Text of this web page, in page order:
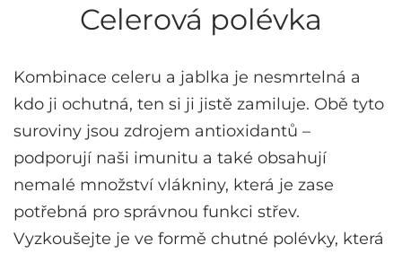
Celerová polévka
Kombinace celeru a jablka je nesmrtelná a
kdo ji ochutná, ten si ji jistě zamiluje. Obě tyto
suroviny jsou zdrojem antioxidantů –
podporují naši imunitu a také obsahují
nemalé množství vlákniny, která je zase
potřebná pro správnou funkci střev.
Vyzkoušejte je ve formě chutné polévky, která